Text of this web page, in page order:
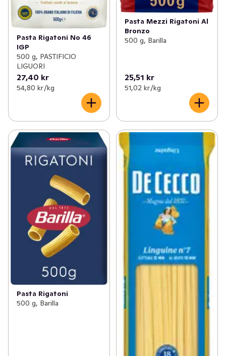
Pasta Rigatoni No 46
IGP
500 g, PASTIFICIO
LIGUORI
27,40 kr
54,80 kr /kg
Pasta Mezzi Rigatoni Al
Bronzo
500 g, Barilla
25,51 kr
51,02 kr /kg
Pasta Rigatoni
500 g, Barilla